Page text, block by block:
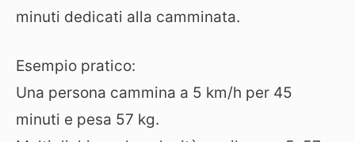
minuti dedicati alla camminata.
Esempio pratico:
Una persona cammina a 5 km/h per 45
minuti e pesa 57 kg.